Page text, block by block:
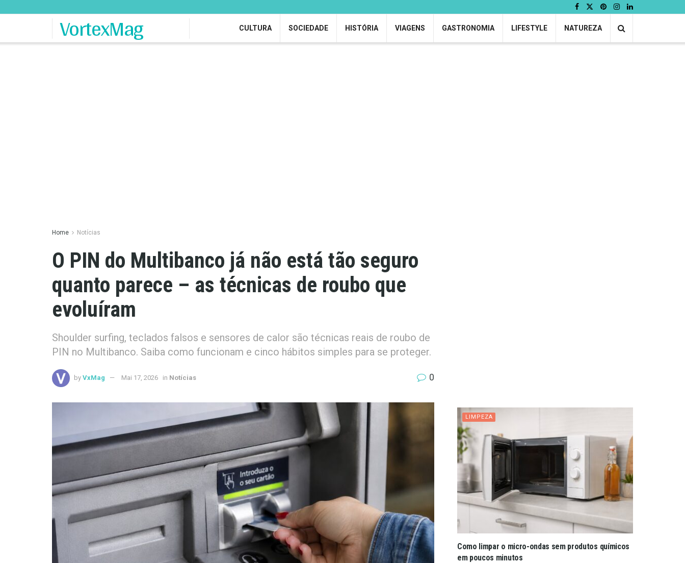
VortexMag CULTURA SOCIEDADE HISTÓRIA VIAGENS GASTRONOMIA LIFESTYLE NATUREZA
Home Notícias
O PIN do Multibanco já não está tão seguro
quanto parece – as técnicas de roubo que
evoluíram
Shoulder surfing, teclados falsos e sensores de calor são técnicas reais de roubo de
PIN no Multibanco. Saiba como funcionam e cinco hábitos simples para se proteger.
by VxMag Mai 17, 2026 in Notícias 0
LIMPEZA
Como limpar o micro-ondas sem produtos químicos
em poucos minutos